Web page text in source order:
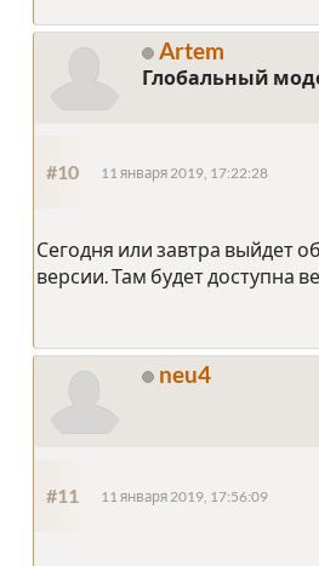
Artem
Глобальный
#10 11 января 2019, 17:22:28
Сегодня или завтра выйдет
версии. Там будет доступна
neu4
#11 11 января 2019, 17:56:09